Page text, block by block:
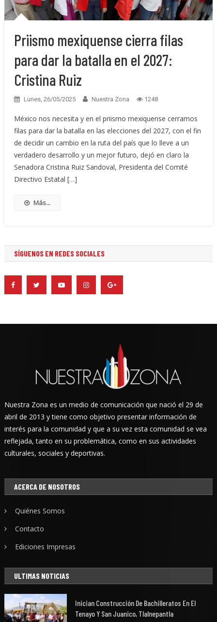
Priismo mexiquense cierra filas
para dar la batalla en el 2027:
Cristina Ruiz
Lunes, 26/05/2025 Nuestra Zona 1248
México nos necesita y en el priismo mexiquense cerramos
filas para dar la batalla en las elecciones del 2027, con el fin
de decidir un cambio en la ruta del país que lo lleve a un
verdadero desarrollo y un mejor futuro, dejó en claro la
Senadora Cristina Ruiz Sandoval, Presidenta del Comité
Directivo Estatal […]
Más...
SÍGUENOS EN REDES SOCIALES
Nuestra Zona es un medio de comunicación que nació el 29 de
abril de 2013 y tiene como objetivo presentar información de
interés para la comunidad y que a su vez esta comunidad se vea
reflejada, tanto en su problemática, como en sus actividades
culturales, sociales y deportivas.
ACERCA DE NOSOTROS
Quiénes Somos
Contacto
Ediciones Impresas
ULTIMAS NOTICIAS
Inician Construcción De Bachilleratos En El
Tenayo Y San Juanico, Tlalnepantla